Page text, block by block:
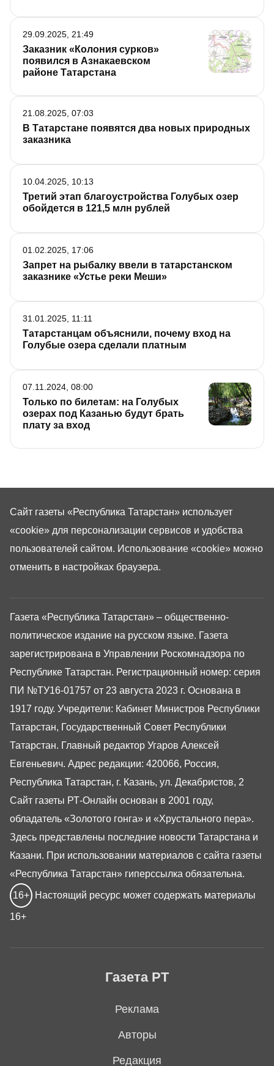
Заказник «Колония сурков»
появился в Азнакаевском
районе Татарстана
29.09.2025, 21:49
В Татарстане появятся два новых природных
заказника
21.08.2025, 07:03
Третий этап благоустройства Голубых озер
обойдется в 121,5 млн рублей
10.04.2025, 10:13
Запрет на рыбалку ввели в татарстанском
заказнике «Устье реки Меши»
01.02.2025, 17:06
Татарстанцам объяснили, почему вход на
Голубые озера сделали платным
31.01.2025, 11:11
Только по билетам: на Голубых
озерах под Казанью будут брать
плату за вход
07.11.2024, 08:00
Газета РТ
Реклама
Авторы
Редакция
Газета «Республика Татарстан» – общественно-
политическое издание на русском языке. Газета
зарегистрирована в Управлении Роскомнадзора по
Республике Татарстан. Регистрационный номер: серия
ПИ №ТУ16-01757 от 23 августа 2023 г. Основана в
1917 году. Учредители: Кабинет Министров Республики
Татарстан, Государственный Совет Республики
Татарстан. Главный редактор Угаров Алексей
Евгеньевич. Адрес редакции: 420066, Россия,
Республика Татарстан, г. Казань, ул. Декабристов, 2
Сайт газеты РТ-Онлайн основан в 2001 году,
обладатель «Золотого гонга» и «Хрустального пера».
Здесь представлены последние новости Татарстана и
Казани. При использовании материалов с сайта газеты
«Республика Татарстан» гиперссылка обязательна.
16+ Настоящий ресурс может содержать материалы
16+
Сайт газеты «Республика Татарстан» использует
«cookie» для персонализации сервисов и удобства
пользователей сайтом. Использование «cookie» можно
отменить в настройках браузера.